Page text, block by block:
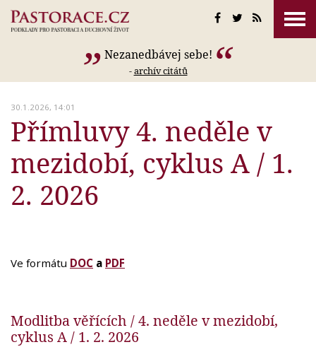
Nezanedbávej sebe!
-archív citátů
30.1.2026, 14:01
Přímluvy 4. neděle v
mezidobí, cyklus A / 1.
2. 2026
Ve formátu DOC a PDF
Modlitba věřících / 4. neděle v mezidobí,
cyklus A / 1. 2. 2026